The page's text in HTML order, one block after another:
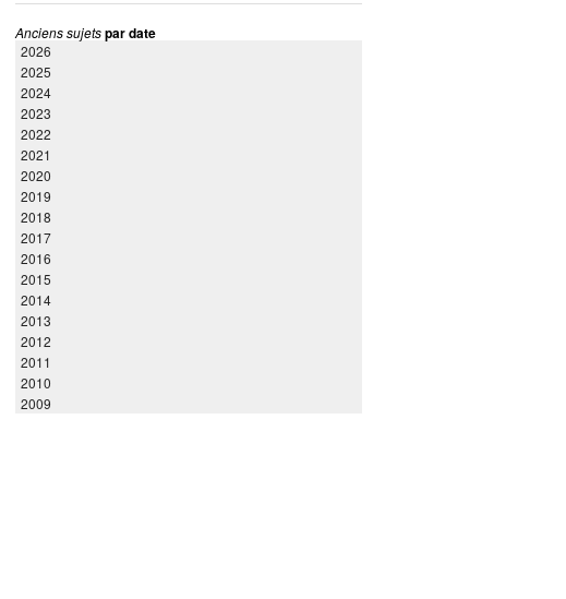
Anciens sujetspar date
2026
2025
2024
2023
2022
2021
2020
2019
2018
2017
2016
2015
2014
2013
2012
2011
2010
2009